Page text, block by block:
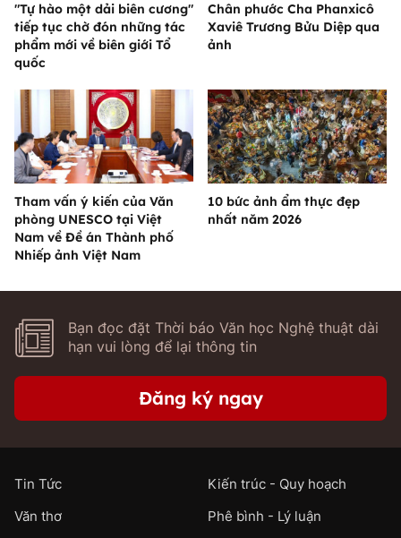
"Tự hào một dải biên cương"
tiếp tục chờ đón những tác
phẩm mới về biên giới Tổ
quốc
Chân phước Cha Phanxicô
Xaviê Trương Bửu Diệp qua
ảnh
Tham vấn ý kiến của Văn
phòng UNESCO tại Việt
Nam về Đề án Thành phố
Nhiếp ảnh Việt Nam
10 bức ảnh ẩm thực đẹp
nhất năm 2026
Bạn đọc đặt Thời báo Văn học Nghệ thuật dài
hạn vui lòng để lại thông tin
Đăng ký ngay
Tin Tức
Kiến trúc - Quy hoạch
Văn thơ
Phê bình - Lý luận